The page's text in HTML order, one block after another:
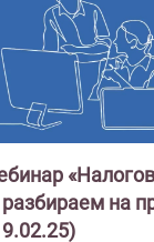
на